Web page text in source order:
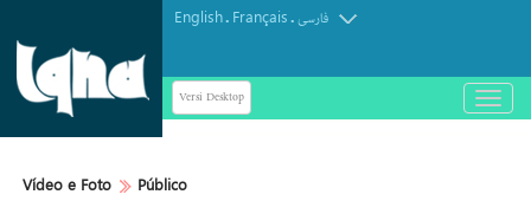
English. Français.فارسی
Versi Desktop
باز
و
Vídeo e Foto Público